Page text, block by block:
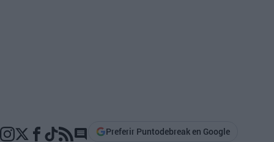
Preferir Puntodebreak en Google